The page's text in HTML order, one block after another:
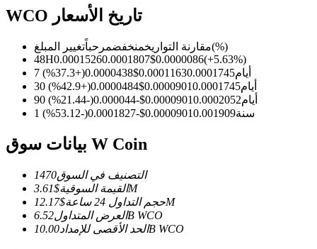
العقود الآجلة USDC
WCO تاريخ الأسعار
مقارنة التواريخمنخفضمرحباًتغيير المبلغ
(%)
48H0.00015260.0001807$0.0000086(+5.63%)
7 أيام
0.00011630.0001745
$
0.0000438
(
+
37.3
%)
30 أيام
0.00009010.0001745
$
0.0000484
(
+
42.9
%)
90 أيام
0.00009010.0002052
$
-0.000044
(
-21.44
%)
1 سنة
0.00009010.001909
$
-0.0001827
(
-53.12
%)
بيانات سوق W Coin
التصنيف في السوق1470
القيمة السوقية$
3.61M
حجم التداول 24 ساعة
$
12.17M
العرض المتداول6.52B WCO
الحد الأقصى للإمداد10.00B WCO